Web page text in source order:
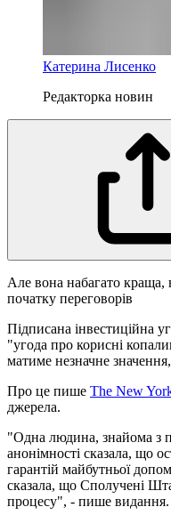
Катерина Лисенко
Редакторка новин
Але вона набагато краща,
початку переговорів
Підписана інвестиційна
"угода про корисні
матиме незначне
Про це пише The New
джерела.
"Одна людина, знайома з
анонімності сказала, що
гарантій майбутньої
сказала, що Сполучені
процесу", - пише видання.